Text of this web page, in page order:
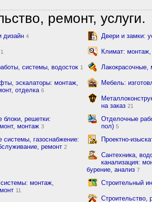
ремонт, услуги.
дизайн 4 Двери и замки:
1 Климат:
системы, водосток 1
эскалаторы: монтаж,
отделка 6
Мебель:
на заказ 21
блоки, решетки:
монтаж 3
Отделочные
пол) 5
системы, газоснабжение:
ремонт 2
Проектно-
Сантехника,
канализация:
бурение, анализ 7
монтаж,
11
Строительный
Строительство,